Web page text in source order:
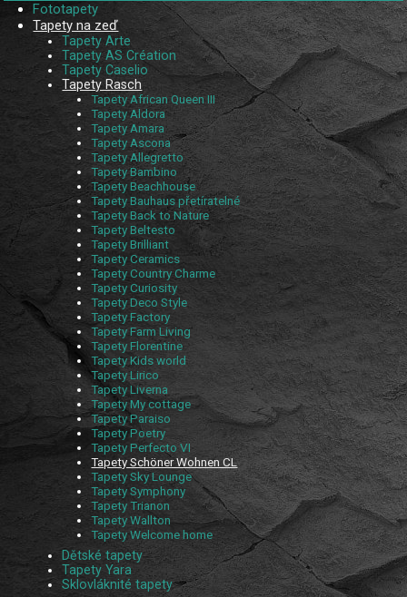
Fototapety
Tapety na zeď
Tapety Arte
Tapety AS Création
Tapety Caselio
Tapety Rasch
Tapety African Queen III
Tapety Aldora
Tapety Amara
Tapety Ascona
Tapety Allegretto
Tapety Bambino
Tapety Beachhouse
Tapety Bauhaus přetíratelné
Tapety Back to Nature
Tapety Beltesto
Tapety Brilliant
Tapety Ceramics
Tapety Country Charme
Tapety Curiosity
Tapety Deco Style
Tapety Factory
Tapety Farm Living
Tapety Florentine
Tapety Kids world
Tapety Lirico
Tapety Liverna
Tapety My cottage
Tapety Paraiso
Tapety Poetry
Tapety Perfecto VI
Tapety Schöner Wohnen CL
Tapety Sky Lounge
Tapety Symphony
Tapety Trianon
Tapety Wallton
Tapety Welcome home
Dětské tapety
Tapety Yara
Sklovláknité tapety